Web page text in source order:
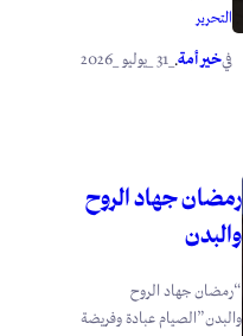
التحرير
فيخير أمة. _31 _يوليو _2026
رمضان جهاد الروح
والبدن
“رمضان جهاد الروح
والبدن”الصيام عبادة وفريضة